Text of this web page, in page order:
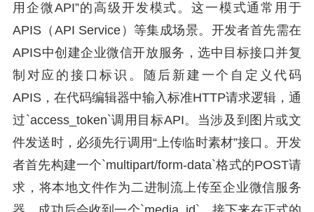
用企微API”的高级开发模式。这一模式通常用于
APIS（API Service）等集成场景。开发者首先需在
APIS中创建企业微信开放服务，选中目标接口并复
制对应的接口标识。随后新建一个自定义代码
APIS，在代码编辑器中输入标准HTTP请求逻辑，通
过`access_token`调用目标API。当涉及到图片或文
件发送时，必须先行调用“上传临时素材”接口。开发
者首先构建一个`multipart/form-data`格式的POST请
求，将本地文件作为二进制流上传至企业微信服务